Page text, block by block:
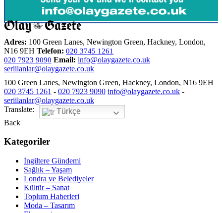
Adres: 100 Green Lanes, Newington Green, Hackney, London,
N16 9EH Telefon: 020 3745 1261
020 7923 9090 Email: info@olaygazete.co.uk
seriilanlar@olaygazete.co.uk
100 Green Lanes, Newington Green, Hackney, London, N16 9EH
020 3745 1261 - 020 7923 9090 info@olaygazete.co.uk -
seriilanlar@olaygazete.co.uk
Translate:
Türkçe
Back
Kategoriler
İngiltere Gündemi
Sağlık – Yaşam
Londra ve Belediyeler
Kültür – Sanat
Toplum Haberleri
Moda – Tasarım